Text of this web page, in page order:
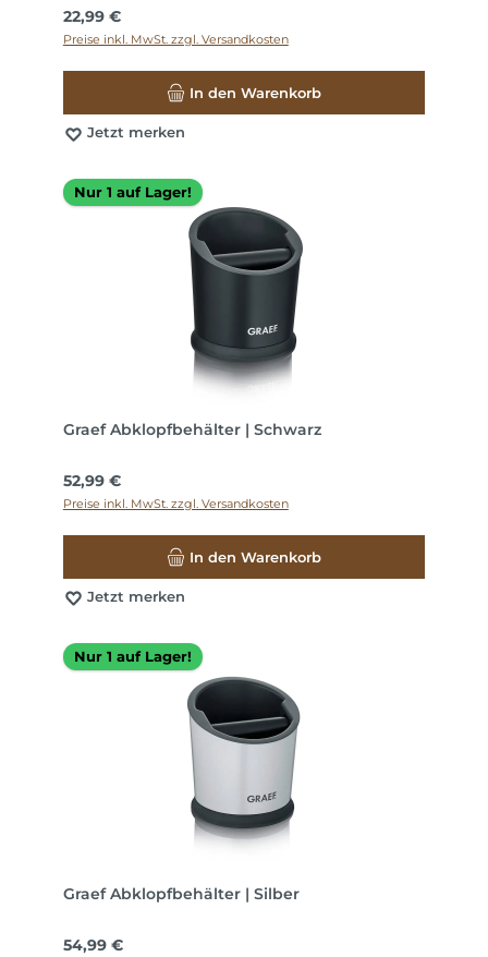
Regulärer Preis:
22,99 €
Preise inkl. MwSt. zzgl. Versandkosten
In den Warenkorb
Jetzt merken
Nur 1 auf Lager!
Graef Abklopfbehälter | Schwarz
Regulärer Preis:
52,99 €
Preise inkl. MwSt. zzgl. Versandkosten
In den Warenkorb
Jetzt merken
Nur 1 auf Lager!
Graef Abklopfbehälter | Silber
Regulärer Preis:
54,99 €